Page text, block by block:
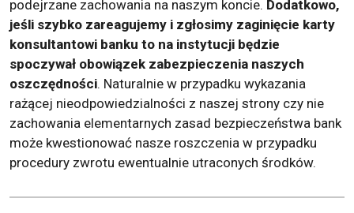
podejrzane zachowania na naszym koncie. Dodatkowo,
jeśli szybko zareagujemy i zgłosimy zaginięcie karty
konsultantowi banku to na instytucji będzie
spoczywał obowiązek zabezpieczenia naszych
oszczędności. Naturalnie w przypadku wykazania
rażącej nieodpowiedzialności z naszej strony czy nie
zachowania elementarnych zasad bezpieczeństwa bank
może kwestionować nasze roszczenia w przypadku
procedury zwrotu ewentualnie utraconych środków.